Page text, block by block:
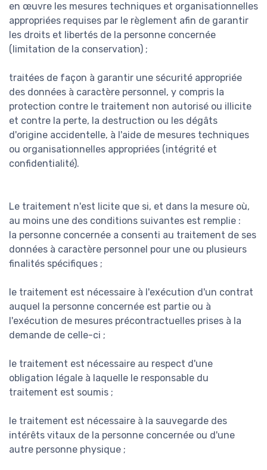
en œuvre les mesures techniques et organisationnelles
appropriées requises par le règlement afin de garantir
les droits et libertés de la personne concernée
(limitation de la conservation) ;
traitées de façon à garantir une sécurité appropriée
des données à caractère personnel, y compris la
protection contre le traitement non autorisé ou illicite
et contre la perte, la destruction ou les dégâts
d'origine accidentelle, à l'aide de mesures techniques
ou organisationnelles appropriées (intégrité et
confidentialité).
Le traitement n'est licite que si, et dans la mesure où,
au moins une des conditions suivantes est remplie :
la personne concernée a consenti au traitement de ses
données à caractère personnel pour une ou plusieurs
finalités spécifiques ;
le traitement est nécessaire à l'exécution d'un contrat
auquel la personne concernée est partie ou à
l'exécution de mesures précontractuelles prises à la
demande de celle-ci ;
le traitement est nécessaire au respect d'une
obligation légale à laquelle le responsable du
traitement est soumis ;
le traitement est nécessaire à la sauvegarde des
intérêts vitaux de la personne concernée ou d'une
autre personne physique ;